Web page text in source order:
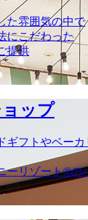
た雰囲気の中で
にこだわった
提供
ップ
ギフトやベーカ
ーリゾート®の